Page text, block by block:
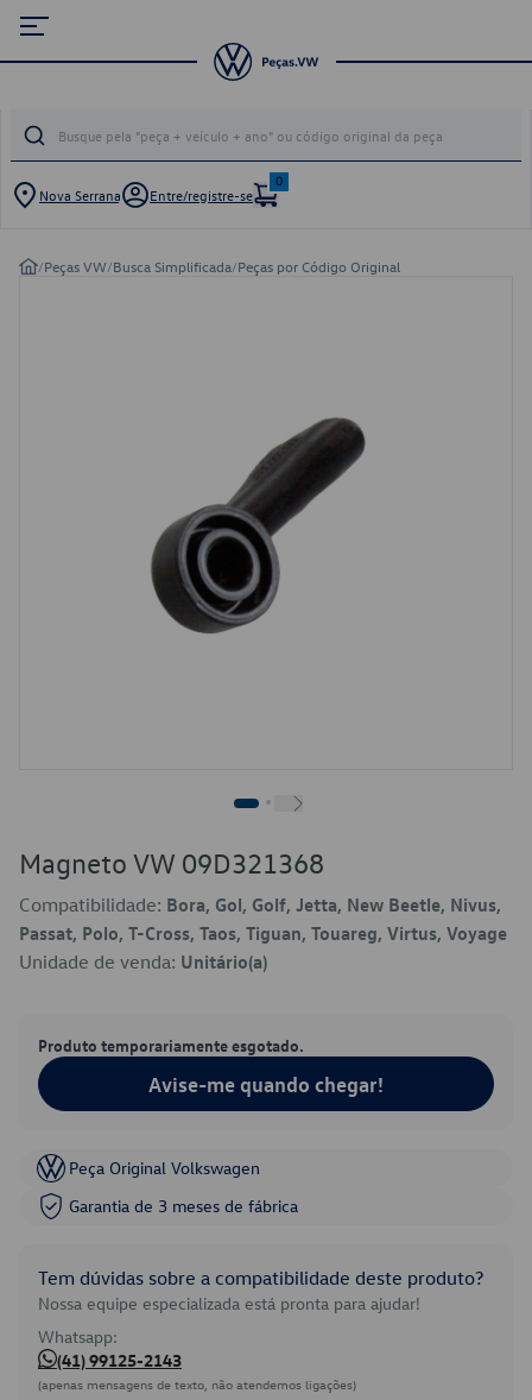
Nova Serrana Entre/registre-se
0
/Peças VW/Busca Simplificada/Peças por Código Original
Magneto VW 09D321368
Compatibilidade: Bora, Gol, Golf, Jetta, New Beetle, Nivus,
Passat, Polo, T-Cross, Taos, Tiguan, Touareg, Virtus, Voyage
Unidade de venda: Unitário(a)
Produto temporariamente esgotado.
Avise-me quando chegar!
Peça Original Volkswagen
Garantia de 3 meses de fábrica
Tem dúvidas sobre a compatibilidade deste produto?
Nossa equipe especializada está pronta para ajudar!
Whatsapp:
(41) 99125-2143
(apenas mensagens de texto, não atendemos ligações)